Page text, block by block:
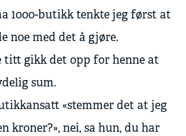
1000-butikk tenkte jeg først at
noe med det å gjøre.
titt gikk det opp for henne at
sum.
«stemmer det at jeg
kroner?», nei, sa hun, du har